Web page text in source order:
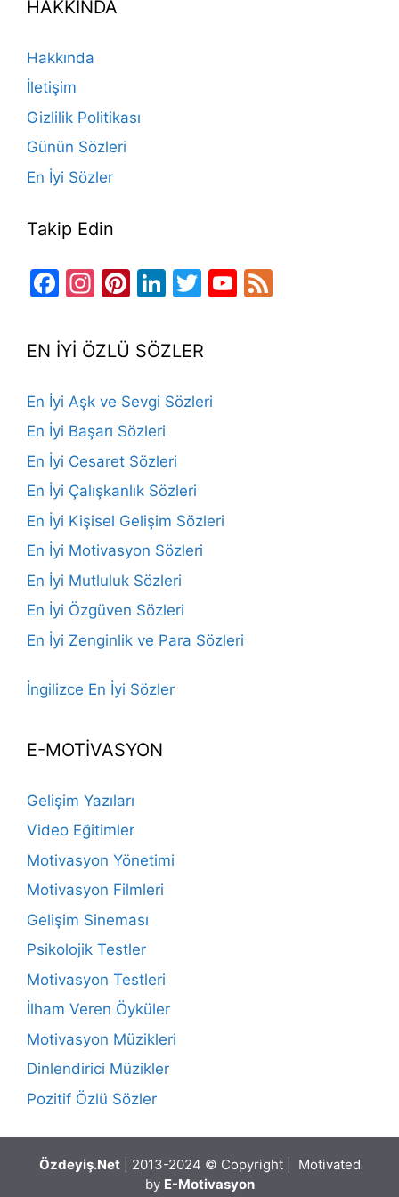
b
o
o
k
a
HAKKINDA
Hakkında
İletişim
Gizlilik Politikası
Günün Sözleri
En İyi Sözler
Takip Edin
Facebook
Instagram
Pinterest
LinkedIn
TwitterYouTube
EN İYİ ÖZLÜ SÖZLER
En İyi Aşk ve Sevgi Sözleri
En İyi Başarı Sözleri
En İyi Cesaret Sözleri
En İyi Çalışkanlık Sözleri
En İyi Kişisel Gelişim Sözleri
En İyi Motivasyon Sözleri
En İyi Mutluluk Sözleri
En İyi Özgüven Sözleri
En İyi Zenginlik ve Para Sözleri
İngilizce En İyi Sözler
E-MOTİVASYON
Gelişim Yazıları
Video Eğitimler
Motivasyon Yönetimi
Motivasyon Filmleri
Gelişim Sineması
Psikolojik Testler
Motivasyon Testleri
İlham Veren Öyküler
Motivasyon Müzikleri
Dinlendirici Müzikler
Pozitif Özlü Sözler
Özdeyiş.Net| 2013-2024 © Copyright | Motivated
by E-Motivasyon